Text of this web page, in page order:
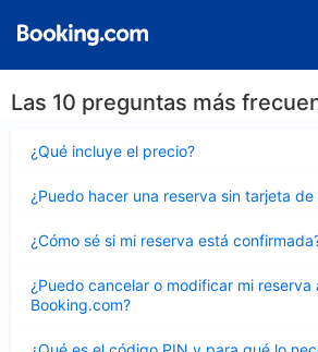
Las 10 preguntas más
¿Qué incluye el precio?
cerrado
¿Puedo hacer una reserva sin tarjeta
cerrado
¿Cómo sé si mi reserva está
cerrado
¿Puedo cancelar o modificar mi reserva
Booking.com?
cerrado